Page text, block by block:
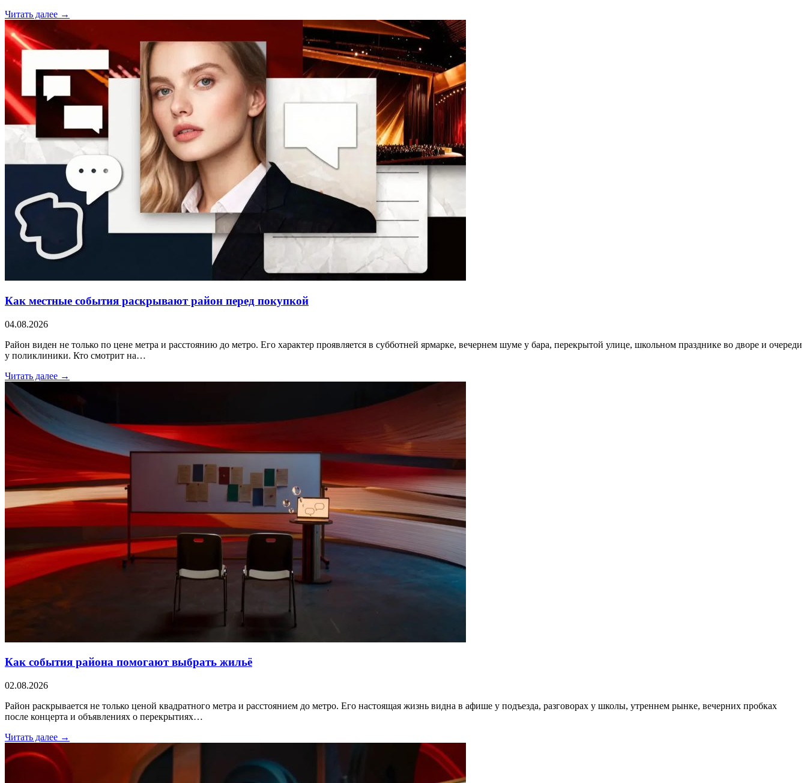
Читать далее →
Как местные события раскрывают район перед покупкой
04.08.2026
Район виден не только по цене метра и расстоянию до метро. Его характер проявляется в субботней ярмарке, вечернем шуме у бара, перекрытой улице, школьном празднике во дворе и очереди
у поликлиники. Кто смотрит на…
Читать далее →
Как события района помогают выбрать жильё
02.08.2026
Район раскрывается не только ценой квадратного метра и расстоянием до метро. Его настоящая жизнь видна в афише у подъезда, разговорах у школы, утреннем рынке, вечерних пробках
после концерта и объявлениях о перекрытиях…
Читать далее →